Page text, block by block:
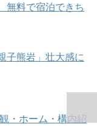
無料で宿泊できち
子熊岩」壮大感に
・ホーム・構内紹